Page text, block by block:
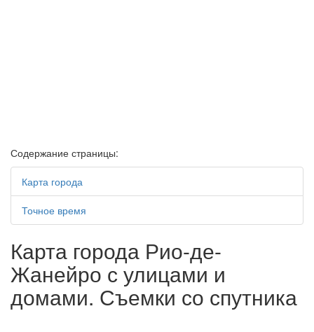
Содержание страницы:
Карта города
Точное время
Карта города Рио-де-
Жанейро с улицами и
домами. Съемки со спутника